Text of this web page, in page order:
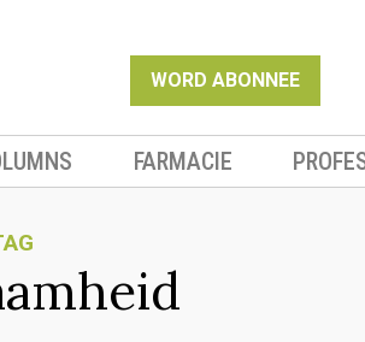
WORD ABONNEE
FARMACIE